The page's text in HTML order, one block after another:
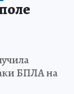
БПЛА на